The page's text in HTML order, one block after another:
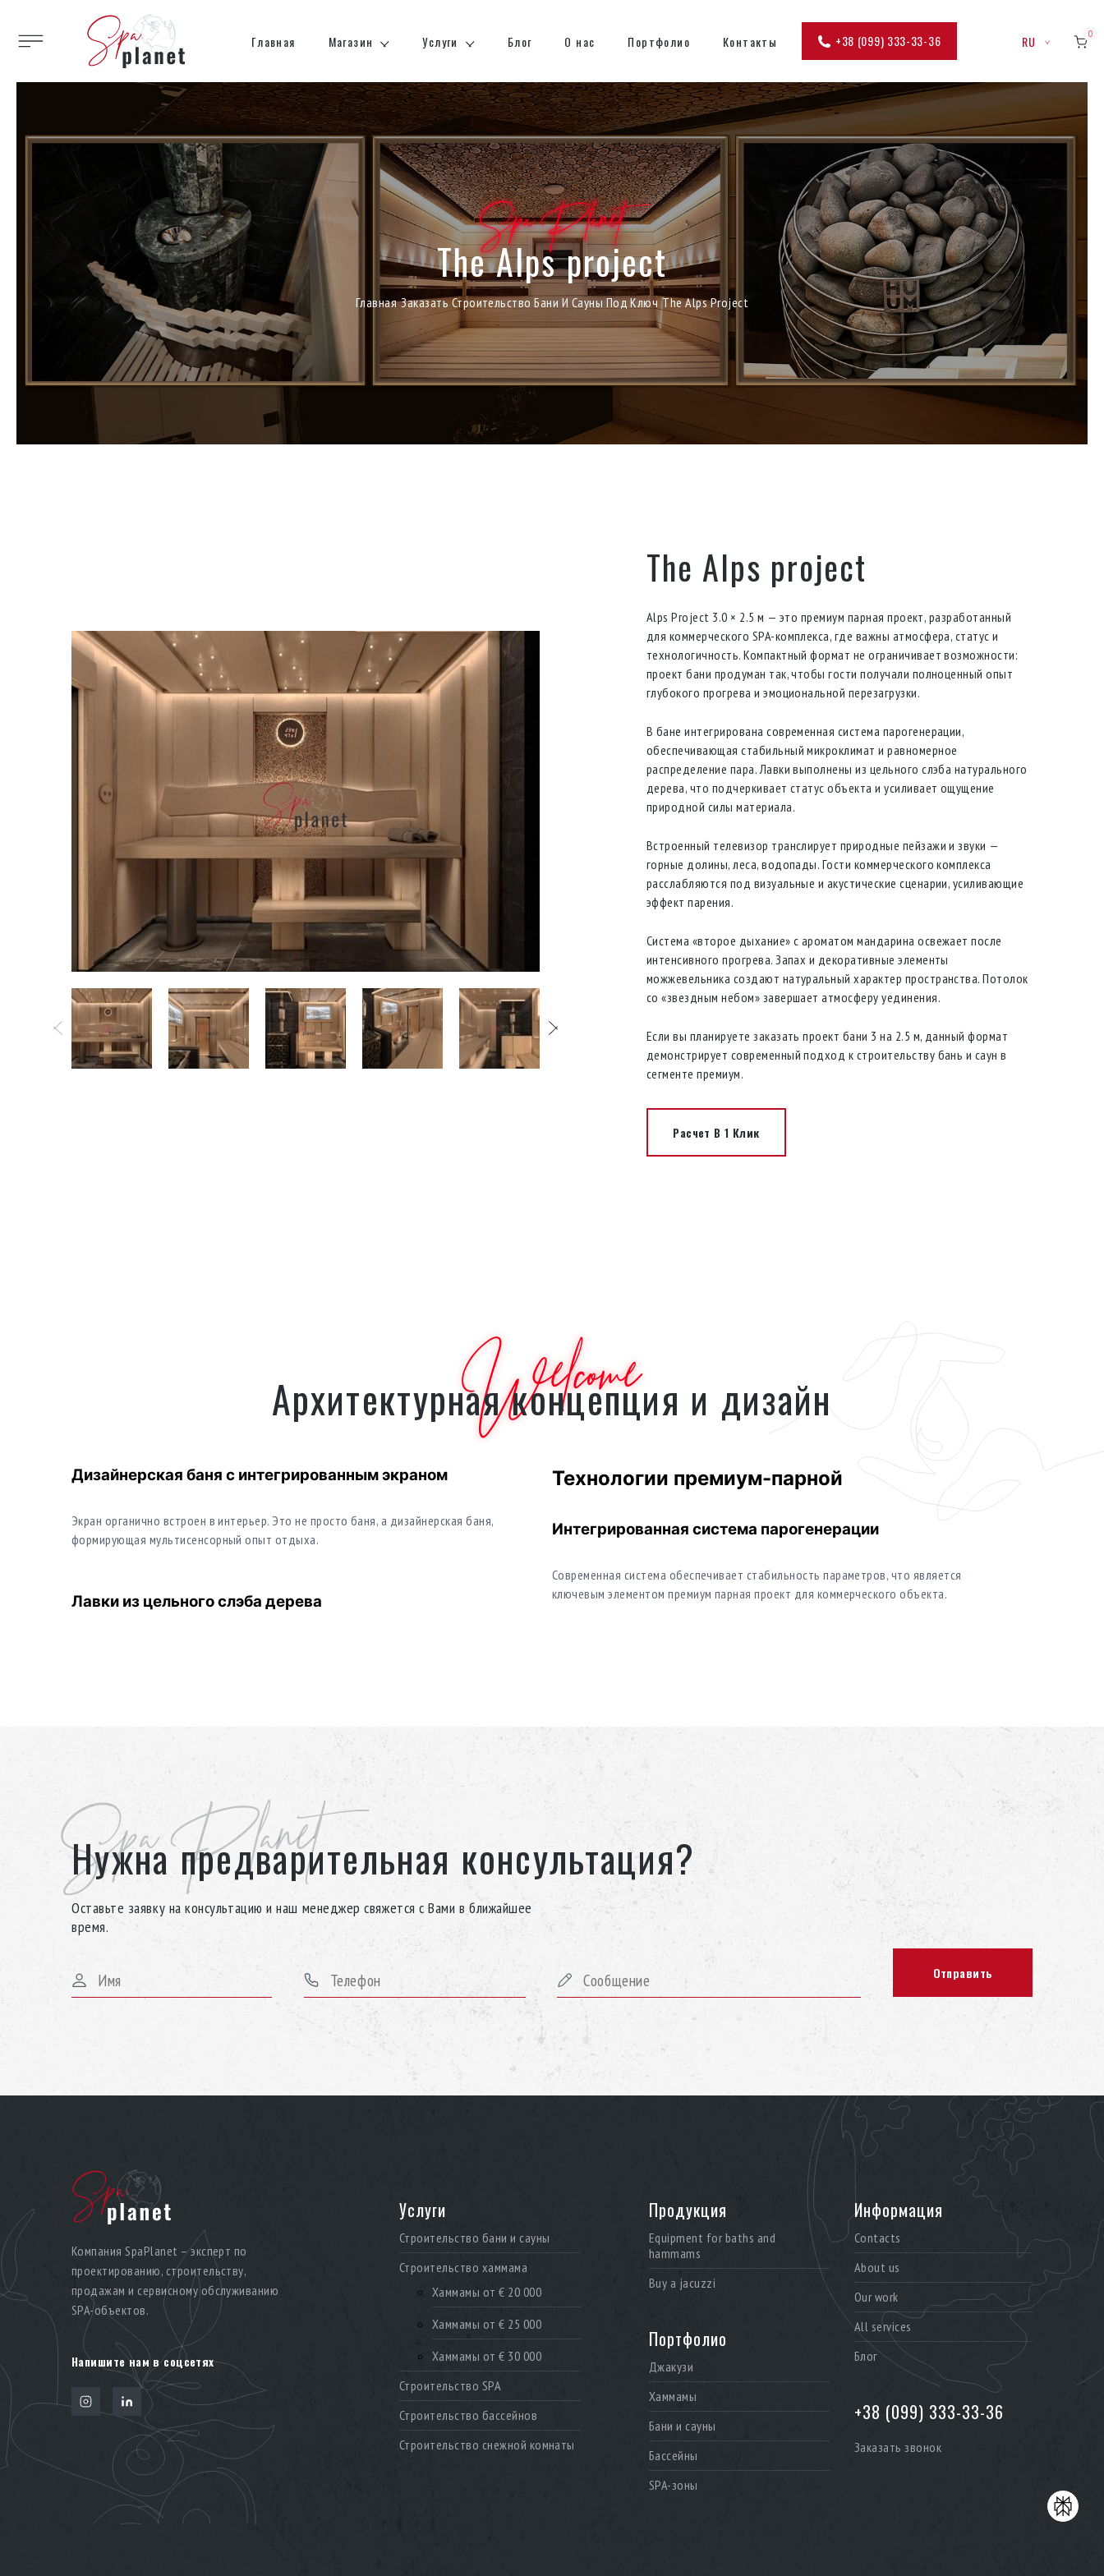
Главная Магазин Услуги Блог О нас Портфолио Контакты +38 (099) 333-33-36 RU 0
Spa Planet
The Alps project
Главная Заказать Строительство Бани И Сауны Под Ключ The Alps Project
The Alps project
Alps Project 3.0 × 2.5 м — это премиум парная проект, разработанный
для коммерческого SPA-комплекса, где важны атмосфера, статус и
технологичность. Компактный формат не ограничивает возможности:
проект бани продуман так, чтобы гости получали полноценный опыт
глубокого прогрева и эмоциональной перезагрузки.
В бане интегрирована современная система парогенерации,
обеспечивающая стабильный микроклимат и равномерное
распределение пара. Лавки выполнены из цельного слэба натурального
дерева, что подчеркивает статус объекта и усиливает ощущение
природной силы материала.
Встроенный телевизор транслирует природные пейзажи и звуки —
горные долины, леса, водопады. Гости коммерческого комплекса
расслабляются под визуальные и акустические сценарии, усиливающие
эффект парения.
Система «второе дыхание» с ароматом мандарина освежает после
интенсивного прогрева. Запах и декоративные элементы
можжевельника создают натуральный характер пространства. Потолок
со «звездным небом» завершает атмосферу уединения.
Если вы планируете заказать проект бани 3 на 2.5 м, данный формат
демонстрирует современный подход к строительству бань и саун в
сегменте премиум.
Расчет В 1 Клик
Welcome
Архитектурная концепция и дизайн
Дизайнерская баня с интегрированным экраном
Экран органично встроен в интерьер. Это не просто баня, а дизайнерская баня,
формирующая мультисенсорный опыт отдыха.
Лавки из цельного слэба дерева
Технологии премиум-парной
Интегрированная система парогенерации
Современная система обеспечивает стабильность параметров, что является
ключевым элементом премиум парная проект для коммерческого объекта.
SPA-комплексов.
Spa Planet
Нужна предварительная консультация?
Оставьте заявку на консультацию и наш менеджер свяжется с Вами в ближайшее
время.
Компания SpaPlanet – эксперт по
проектированию, строительству,
продажам и сервисному обслуживанию
SPA-объектов.
Напишите нам в соцсетях
Услуги
Строительство бани и сауны
Строительство хаммама
Хаммамы от € 20 000
Хаммамы от € 25 000
Хаммамы от € 30 000
Строительство SPA
Строительство бассейнов
Строительство снежной комнаты
Продукция
Equipment for baths and
hammams
Buy a jacuzzi
Портфолио
Джакузи
Хаммамы
Бани и сауны
Бассейны
SPA-зоны
Информация
Contacts
About us
Our work
All services
Блог
+38 (099) 333-33-36
Заказать звонок